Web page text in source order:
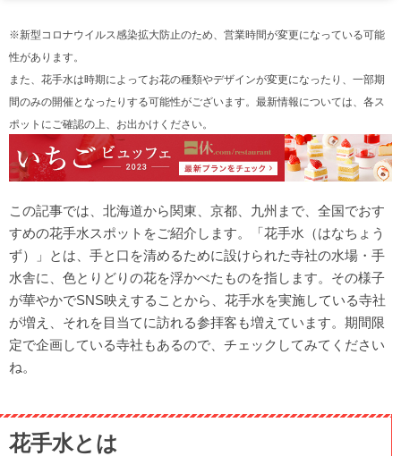
九州
【福岡県】太宰府天満宮
【福岡県】成田山久留米分院
【北海道】帯廣神社
【山形】熊野大社
※新型コロナウイルス感染拡大防止のため、営業時間が変更になっている可能
性があります。
また、花手水は時期によってお花の種類やデザインが変更になったり、一部期
間のみの開催となったりする可能性がございます。最新情報については、各ス
ポットにご確認の上、お出かけください。
この記事では、北海道から関東、京都、九州まで、全国でおす
すめの花手水スポットをご紹介します。「花手水（はなちょう
ず）」とは、手と口を清めるために設けられた寺社の水場・手
水舎に、色とりどりの花を浮かべたものを指します。その様子
が華やかでSNS映えすることから、花手水を実施している寺社
が増え、それを目当てに訪れる参拝客も増えています。期間限
定で企画している寺社もあるので、チェックしてみてください
ね。
花手水とは